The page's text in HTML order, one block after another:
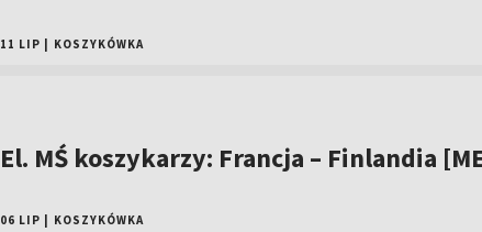
11 LIP KOSZYKÓWKA
El. MŚ koszykarzy: Francja – Finlandia
06 LIP KOSZYKÓWKA